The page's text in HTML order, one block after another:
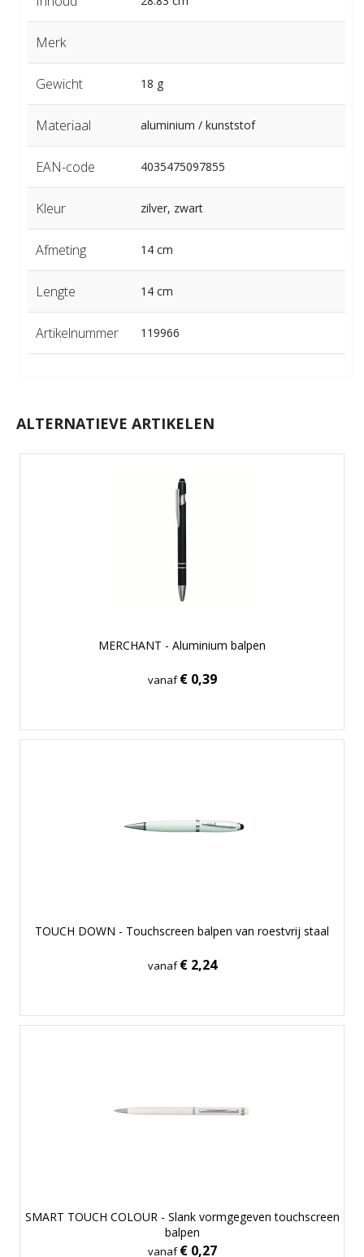
Merk
Gewicht 18 g
Materiaal aluminium / kunststof
EAN-code 4035475097855
Kleur zilver, zwart
Afmeting 14 cm
Lengte 14 cm
Artikelnummer 119966
ALTERNATIEVE ARTIKELEN
MERCHANT - Aluminium balpen
vanaf€ 0,39
TOUCH DOWN - Touchscreen balpen van roestvrij staal
vanaf€ 2,24
SMART TOUCH COLOUR - Slank vormgegeven touchscreen
balpen
vanaf€ 0,27